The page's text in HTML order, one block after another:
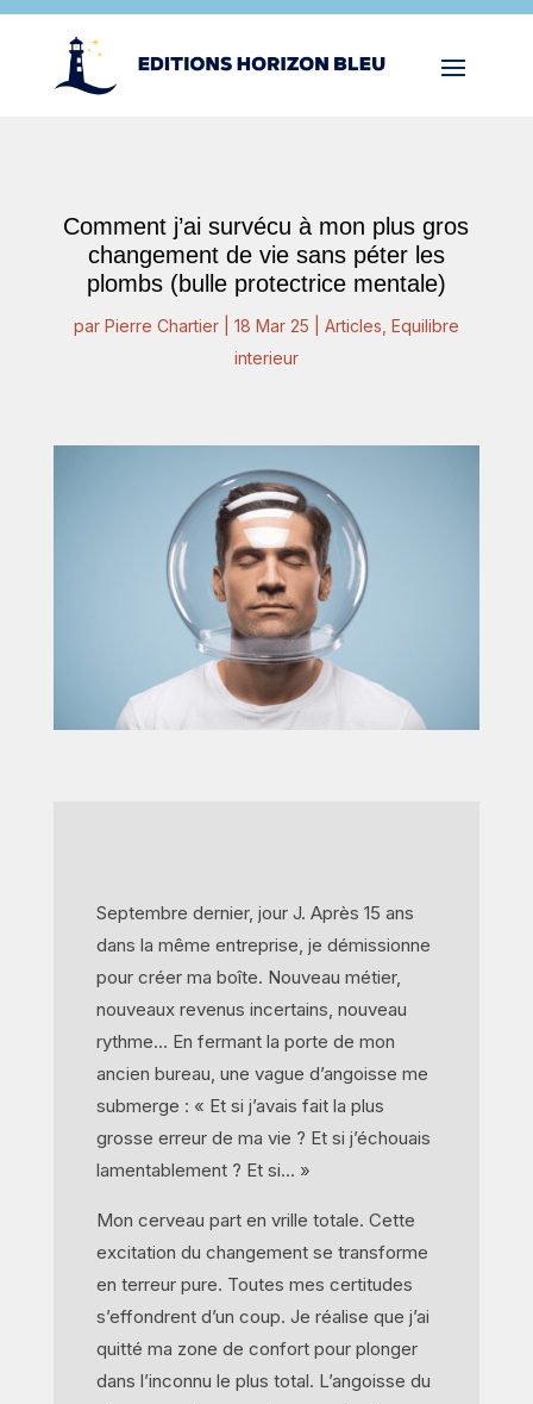
Comment j’ai survécu à mon plus gros
changement de vie sans péter les
plombs (bulle protectrice mentale)
par Pierre Chartier| 18 Mar 25 Articles Equilibre
interieur
Septembre dernier, jour J. Après 15 ans
dans la même entreprise, je démissionne
pour créer ma boîte. Nouveau métier,
nouveaux revenus incertains, nouveau
rythme… En fermant la porte de mon
ancien bureau, une vague d’angoisse me
submerge : « Et si j’avais fait la plus
grosse erreur de ma vie ? Et si j’échouais
lamentablement ? Et si… »
Mon cerveau part en vrille totale. Cette
excitation du changement se transforme
en terreur pure. Toutes mes certitudes
s’effondrent d’un coup. Je réalise que j’ai
quitté ma zone de confort pour plonger
dans l’inconnu le plus total. L’angoisse du